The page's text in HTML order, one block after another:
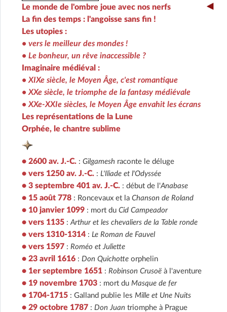
Le monde de l'ombre joue avec nos nerfs
La fin des temps : l'angoisse sans fin !
Les utopies :
• vers le meilleur des mondes !
• Le bonheur, un rêve inaccessible ?
Imaginaire médiéval :
• XIXe siècle, le Moyen Âge, c'est romantique
• XXe siècle, le triomphe de la fantasy médiévale
• XXe-XXIe siècles, le Moyen Âge envahit les écrans
Les représentations de la Lune
Orphée, le chantre sublime
• 2600 av. J.-C. : Gilgamesh raconte le déluge
• vers 1250 av. J.-C. : L'Iliade et l'Odyssée
• 3 septembre 401 av. J.-C. : début de l'Anabase
• 15 août 778 : Roncevaux et la Chanson de Roland
• 10 janvier 1099 : mort du Cid Campeador
• vers 1135 : Arthur et les chevaliers de la Table ronde
• vers 1310-1314 : Le Roman de Fauvel
• vers 1597 : Roméo et Juliette
• 23 avril 1616 : Don Quichotte orphelin
• 1er septembre 1651 : Robinson Crusoë à l'aventure
• 19 novembre 1703 : mort du Masque de fer
• 1704-1715 : Galland publie les Mille et Une Nuits
• 29 octobre 1787 : Don Juan triomphe à Prague